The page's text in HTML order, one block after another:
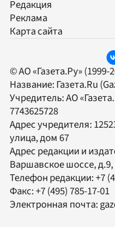
Редакция
Реклама
Карта сайта
© АО «Газета.Ру»
Название: Газета.Ru
Учредитель:АО
7743625728
Адрес учредителя:
улица, дом 67
Адрес редакции и
Варшавское шоссе, д.9,
Телефон редакции:+7
Факс:+7 (495) 785-17-01
Электронная почта: